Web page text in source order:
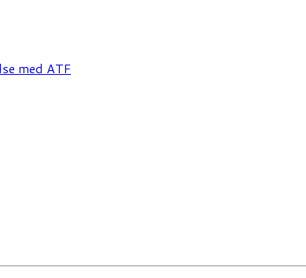
med ATF